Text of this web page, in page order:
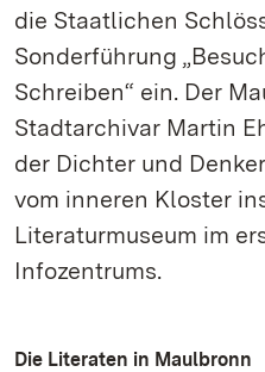
die Staatlichen
Sonderführung
Schreiben“ ein. Der
Stadtarchivar Martin
der Dichter und
vom inneren Kloster
Literaturmuseum im
Infozentrums.
Die Literaten in Maulbronn